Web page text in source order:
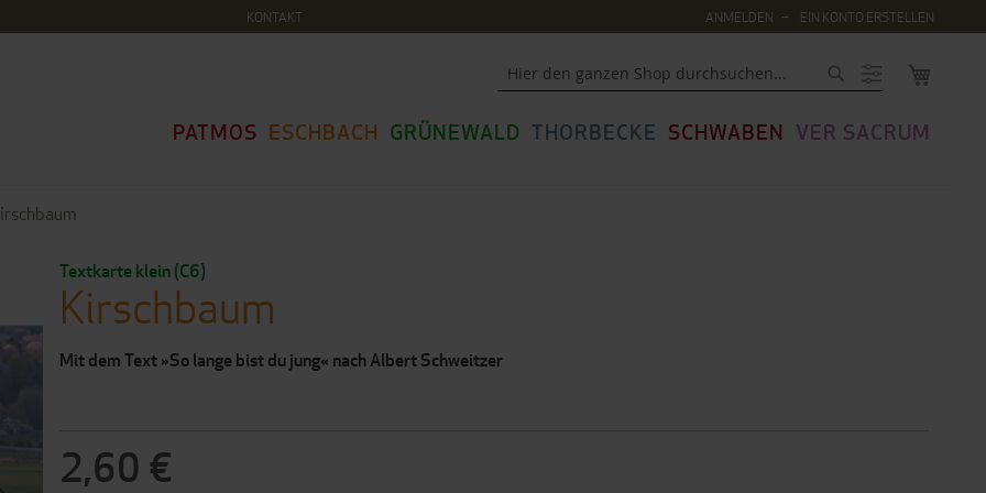
KONTAKT ANMELDEN EIN KONTO ERSTELLEN
PATMOS ESCHBACH GRÜNEWALD THORBECKE SCHWABEN VER SACRUM
Textkarte klein (C6)
Kirschbaum
Mit dem Text »So lange bist du jung« nach Albert Schweitzer
2,60 €